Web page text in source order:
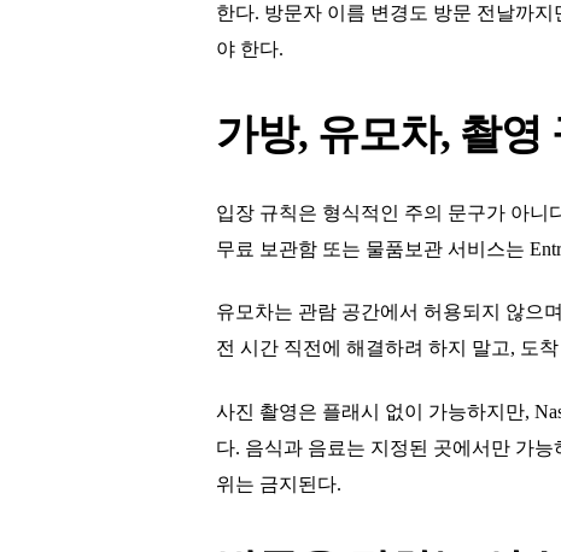
한다. 방문자 이름 변경도 방문 전날까
야 한다.
가방, 유모차, 촬영
입장 규칙은 형식적인 주의 문구가 아니
무료 보관함 또는 물품보관 서비스는
유모차는 관람 공간에서 허용되지 않으
전 시간 직전에 해결하려 하지 말고, 도
사진 촬영은 플래시 없이 가능하지만,
다. 음식과 음료는 지정된 곳에서만 가
위는 금지된다.